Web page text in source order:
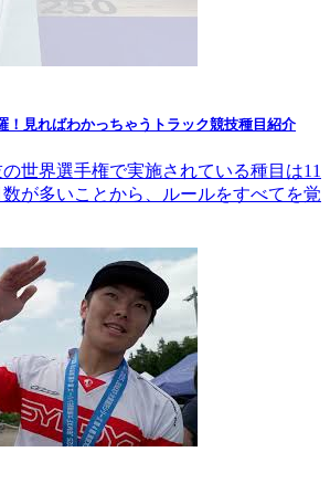
！見ればわかっちゃうトラック競技種目紹介
世界選手権で実施されている種目は11
が多いことから、ルールをすべてを覚